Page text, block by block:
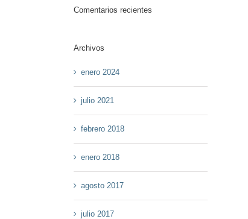
Comentarios recientes
Archivos
enero 2024
julio 2021
febrero 2018
enero 2018
agosto 2017
julio 2017